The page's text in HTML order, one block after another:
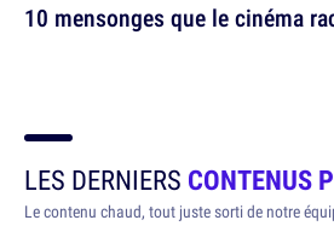
10 mensonges que le cinéma
LES DERNIERS CONTENUS
Le contenu chaud, tout juste sorti de notre